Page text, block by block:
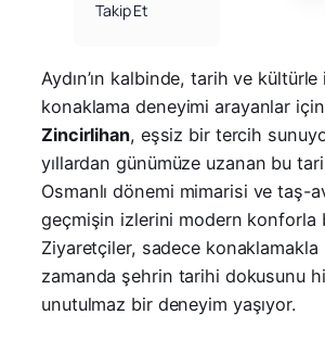
Takip Et
Aydın’ın kalbinde, tarih ve
konaklama deneyimi arayanlar için
Zincirlihan, eşsiz bir tercih
yıllardan günümüze uzanan bu
Osmanlı dönemi mimarisi ve taş-
geçmişin izlerini modern konforla
Ziyaretçiler, sadece konaklamakla
zamanda şehrin tarihi dokusunu
unutulmaz bir deneyim yaşıyor.